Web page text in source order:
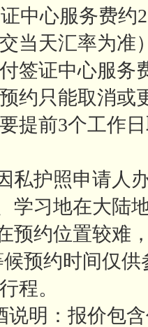
中心服务费约
交当天汇率为
签证中心服务
约只能取消或
提前3个工作
私护照申请人
学习地在大陆
预约位置较难
预约时间仅
程。
说明：报价包